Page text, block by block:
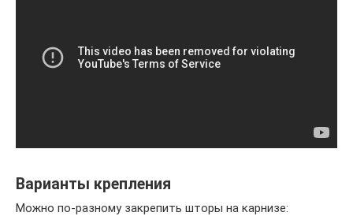
Варианты крепления
Можно по-разному закрепить шторы на карнизе: